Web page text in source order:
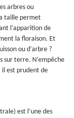
arbres ou
taille permet
l'apparition de
la floraison. Et
ou d'arbre ?
sur terre. N’empêche
il est prudent de
est l’une des